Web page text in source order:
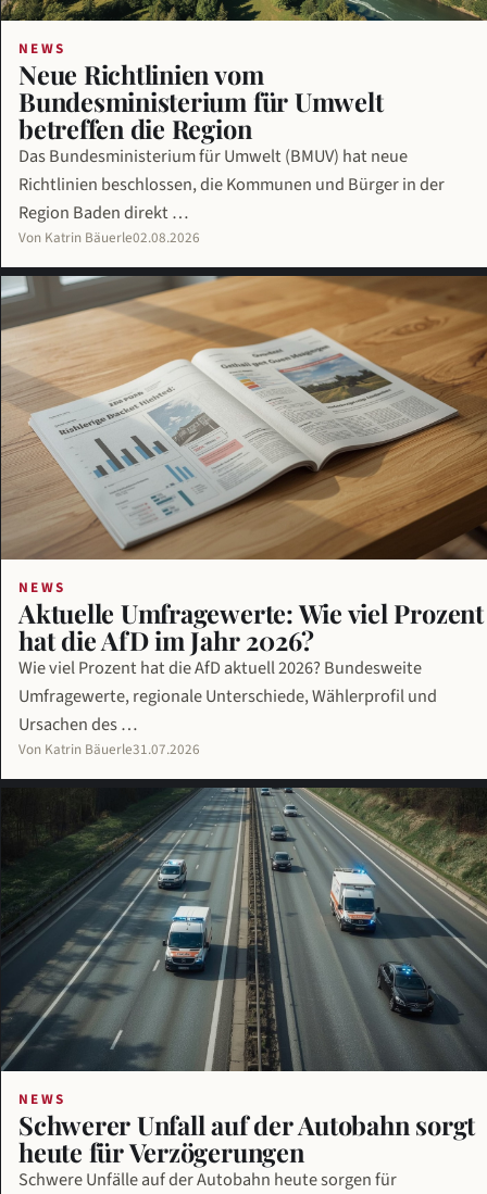
NEWS
Neue Richtlinien vom
Bundesministerium für Umwelt
betreffen die Region
Das Bundesministerium für Umwelt (BMUV) hat neue
Richtlinien beschlossen, die Kommunen und Bürger in der
Region Baden direkt …
Von Katrin Bäuerle02.08.2026
NEWS
Aktuelle Umfragewerte: Wie viel Prozent
hat die AfD im Jahr 2026?
Wie viel Prozent hat die AfD aktuell 2026? Bundesweite
Umfragewerte, regionale Unterschiede, Wählerprofil und
Ursachen des …
Von Katrin Bäuerle31.07.2026
NEWS
Schwerer Unfall auf der Autobahn sorgt
heute für Verzögerungen
Schwere Unfälle auf der Autobahn heute sorgen für